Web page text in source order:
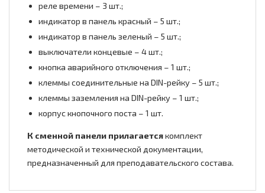
реле времени – 3 шт.;
индикатор в панель красный – 5 шт.;
индикатор в панель зеленый – 5 шт.;
выключатели концевые – 4 шт.;
кнопка аварийного отключения – 1 шт.;
клеммы соединительные на DIN-рейку – 5 шт.;
клеммы заземления на DIN-рейку – 1 шт.;
корпус кнопочного поста – 1 шт.
К сменной панели прилагаетсякомплект
методической и технической документации,
предназначенный для преподавательского состава.